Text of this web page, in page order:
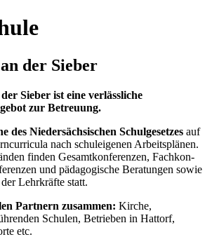
der Sieber
Sieber ist eine verlässliche
zur Betreuung.
des Niedersächsischen Schulgesetzes auf
nach schuleigenen Arbeitsplänen.
finden Gesamtkonferenzen, Fachkon­
und pädagogische Beratungen sowie
Lehrkräfte statt.
Partnern zusammen: Kirche,
Schulen, Betrieben in Hattorf,
etc.